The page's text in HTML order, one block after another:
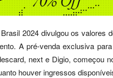
2024 divulgou os valores
A pré-venda exclusiva
next e Digio, começou
houver ingressos